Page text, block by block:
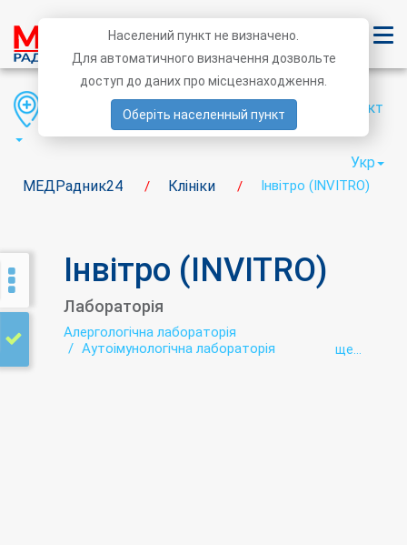
МЕДРадник24 / Клініки / Інвітро (INVITRO)
Область Район Населений пункт
Укр
Інвітро (INVITRO)
Лабораторія
Алергологічна лабораторія
Аутоімунологічна лабораторія
ще...
Населений пункт не визначено.
Для автоматичного визначення дозвольте
доступ до даних про місцезнаходження.
Оберіть населенный пункт